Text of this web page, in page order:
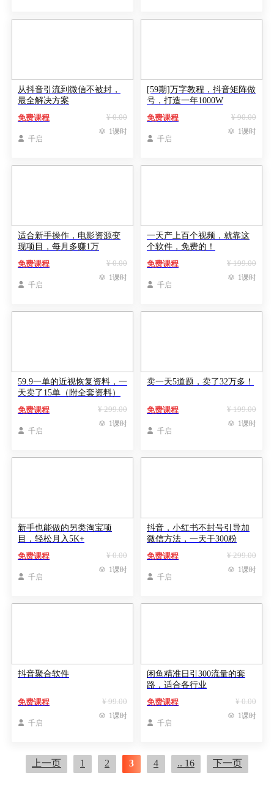
从抖音引流到微信不被封，
最全解决方案
¥ 0.00
免费课程
 千启
 1课时
[59期]万字教程，抖音矩阵做
号，打造一年1000W
¥ 90.00
免费课程
 千启
 1课时
适合新手操作，电影资源变
现项目，每月多赚1万
¥ 0.00
免费课程
 千启
 1课时
一天产上百个视频，就靠这
个软件，免费的！
¥ 199.00
免费课程
 千启
 1课时
59.9一单的近视恢复资料，一
天卖了15单（附全套资料）
¥ 299.00
免费课程
 千启
 1课时
卖一天5道题，卖了32万多！
¥ 199.00
免费课程
 千启
 1课时
新手也能做的另类淘宝项
目，轻松月入5K+
¥ 0.00
免费课程
 千启
 1课时
抖音，小红书不封号引导加
微信方法，一天干300粉
¥ 299.00
免费课程
 千启
 1课时
抖音聚合软件
¥ 99.00
免费课程
 千启
 1课时
闲鱼精准日引300流量的套
路，适合各行业
¥ 0.00
免费课程
 千启
 1课时
上一页 1 2 3 4 .. 16 下一页